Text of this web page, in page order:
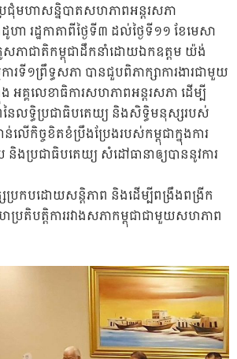
ជុំមហាសន្និបាតសហភាពអន្តរសភា
រដ្ឋកាតាពីថ្ងៃទី៣ ដល់ថ្ងៃទី១១ ខែមេសា
ភាជាតិកម្ពុជាដឹកនាំដោយឯកឧត្តម យ៉ង់
រទី១ព្រឹទ្ធសភា បានជួបពិភាក្សាការងារជាមួយ
អគ្គលេខាធិការសហភាពអន្តរសភា ដើម្បី
ពនៃលទ្ធិប្រជាធិបតេយ្យ និងសិទ្ធិមនុស្សរបស់
លើកិច្ចខិតខំប្រឹងប្រែងរបស់កម្ពុជាក្នុងការ
ងប្រជាធិបតេយ្យ សំដៅធានាឲ្យបាននូវការ
រកបដោយសន្តិភាព និងដើម្បីពង្រឹងពង្រីក
រតិបត្តិការរវាងសភាកម្ពុជាជាមួយសហភាព